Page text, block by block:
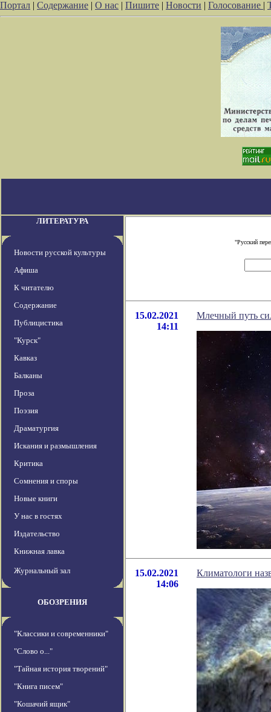
Портал | Содержание | О нас | Пишите | Новости | Голосование |
ЛИТЕРАТУРА
Новости русской культуры
Афиша
К читателю
Содержание
Публицистика
"Курск"
Кавказ
Балканы
Проза
Поэзия
Драматургия
Искания и размышления
Критика
Сомнения и споры
Новые книги
У нас в гостях
Издательство
Книжная лавка
Журнальный зал
ОБОЗРЕНИЯ
"Классики и современники"
"Слово о..."
"Тайная история творений"
"Книга писем"
"Кошачий ящик"
"Русский
15.02.2021
14:11
Млечный путь
15.02.2021
14:06
Климатологи